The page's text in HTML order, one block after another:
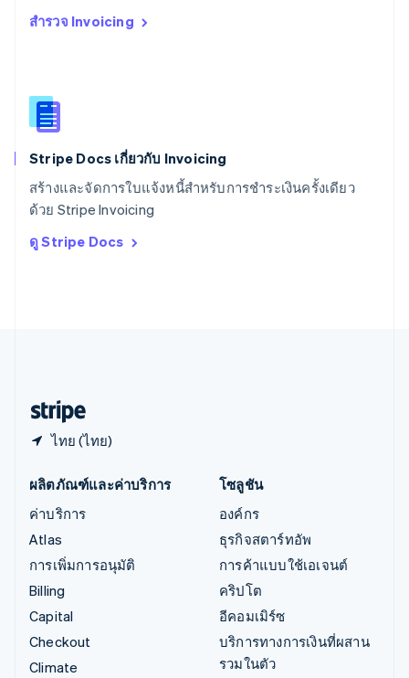
สำรวจ Invoicing
Stripe Docs เกี่ยวกับ Invoicing
สร้างและจัดการใบแจ้งหนี้สำหรับการชำระเงินครั้งเดียว
ด้วย Stripe Invoicing
ดู Stripe Docs
ไทย (ไทย)
English
English
สิงคโปร์
ออสเตรเลีย
ออสเตรีย
DeutschEnglish
ItalianoEnglish
ผลิตภัณฑ์และค่าบริการ
ค่าบริการ
Atlas
การเพิ่มการอนุมัติ
Billing
Capital
Checkout
Climate
โซลูชัน
องค์กร
ธุรกิจสตาร์ทอัพ
การค้าแบบใช้เอเจนต์
คริปโต
อีคอมเมิร์ซ
บริการทางการเงินที่ผสาน
รวมในตัว